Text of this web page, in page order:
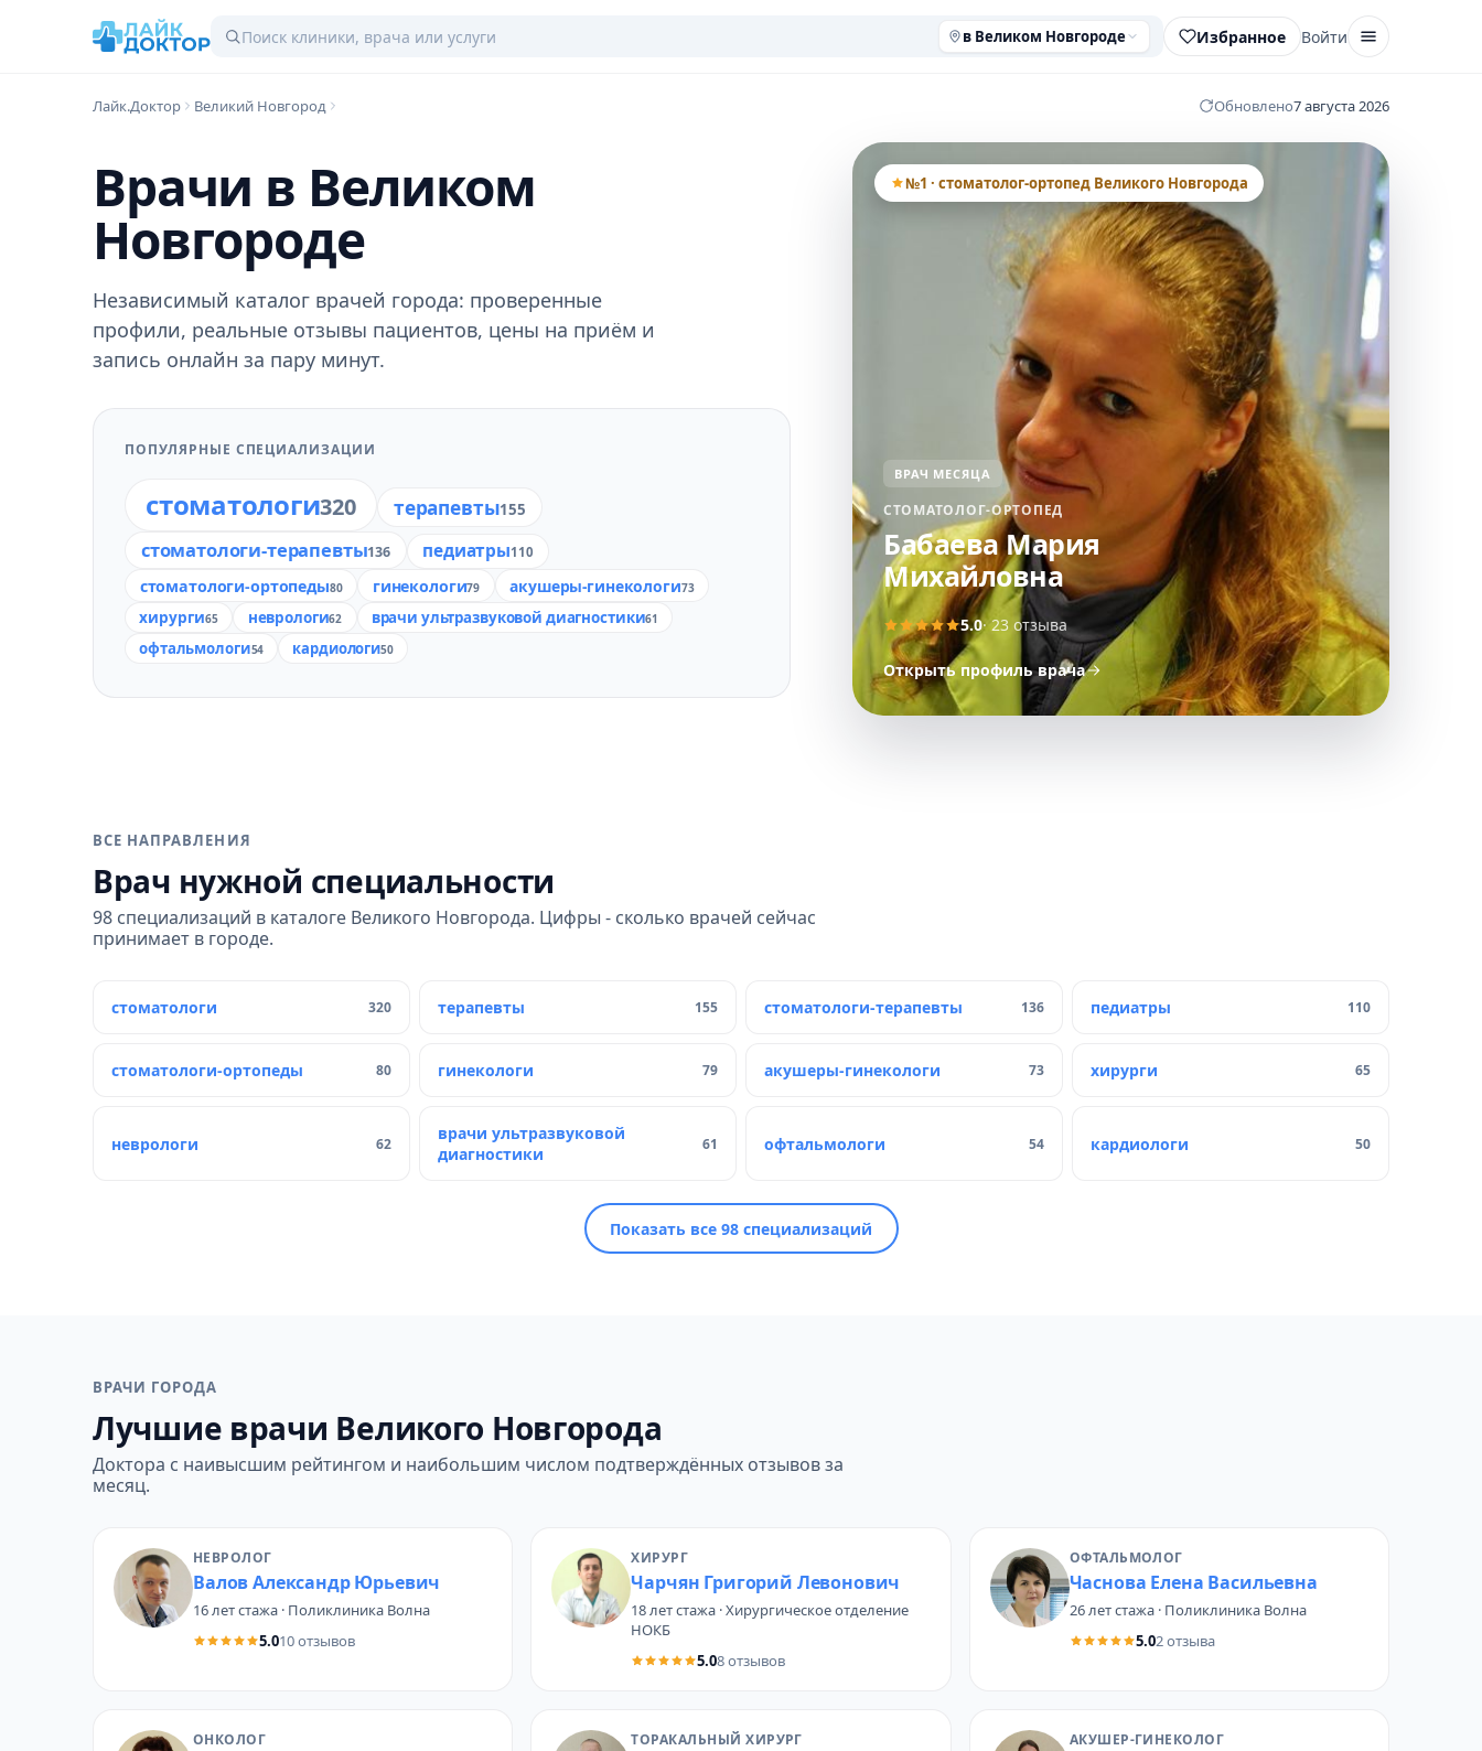
в Великом Новгороде Избранное Войти
Лайк.Доктор Великий Новгород Обновлено7 августа 2026
Врачи в Великом
Новгороде
Независимый каталог врачей города: проверенные
профили, реальные отзывы пациентов, цены на приём и
запись онлайн за пару минут.
ПОПУЛЯРНЫЕ СПЕЦИАЛИЗАЦИИ
стоматологи320 терапевты155
стоматологи-терапевты136 педиатры110
стоматологи-ортопеды80 гинекологи79 акушеры-гинекологи73
хирурги65 неврологи62 врачи ультразвуковой диагностики61
офтальмологи54 кардиологи50
№1 · стоматолог-ортопед Великого Новгорода
ВРАЧ МЕСЯЦА
СТОМАТОЛОГ-ОРТОПЕД
Бабаева Мария
Михайловна
5.0· 23 отзыва
Открыть профиль врача
ВСЕ НАПРАВЛЕНИЯ
Врач нужной специальности
98 специализаций в каталоге Великого Новгорода. Цифры - сколько врачей сейчас
принимает в городе.
стоматологи 320 терапевты 155 стоматологи-терапевты 136 педиатры 110
стоматологи-ортопеды 80 гинекологи 79 акушеры-гинекологи 73 хирурги 65
неврологи 62
врачи ультразвуковой
диагностики
61 офтальмологи 54 кардиологи 50
Показать все 98 специализаций
ВРАЧИ ГОРОДА
Лучшие врачи Великого Новгорода
Доктора с наивысшим рейтингом и наибольшим числом подтверждённых отзывов за
месяц.
НЕВРОЛОГ
Валов Александр Юрьевич
16 лет стажа · Поликлиника Волна
5.010 отзывов
ХИРУРГ
Чарчян Григорий Левонович
18 лет стажа · Хирургическое отделение
НОКБ
5.08 отзывов
ОФТАЛЬМОЛОГ
Часнова Елена Васильевна
26 лет стажа · Поликлиника Волна
5.02 отзыва
ОНКОЛОГ ТОРАКАЛЬНЫЙ ХИРУРГ АКУШЕР-ГИНЕКОЛОГ